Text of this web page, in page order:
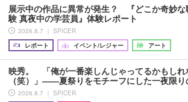
展示中の作品に異常が発生？ 『どこか奇妙な
験 真夜中の学芸員』体験レポート
2026.8.7 ｜ SPICER
レポート
イベント/レジャー アート
映秀。 「俺が一番楽しんじゃってるかもしれ
（笑）」――夏祭りをモチーフにした一夜限
2026.8.7 ｜ SPICER